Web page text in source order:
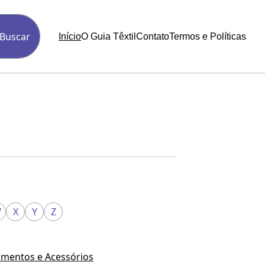
Buscar InícioO Guia Têxtil ContatoTermos e Políticas
X Y Z
e Acessórios